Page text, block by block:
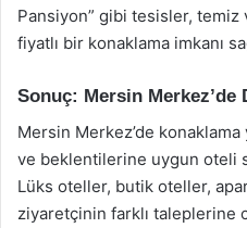
Pansiyon” gibi tesisler, temiz
fiyatlı bir konaklama imkanı
Sonuç: Mersin Merkez’de
Mersin Merkez’de
ve beklentilerine uygun oteli
Lüks oteller, butik oteller,
ziyaretçinin farklı taleplerine